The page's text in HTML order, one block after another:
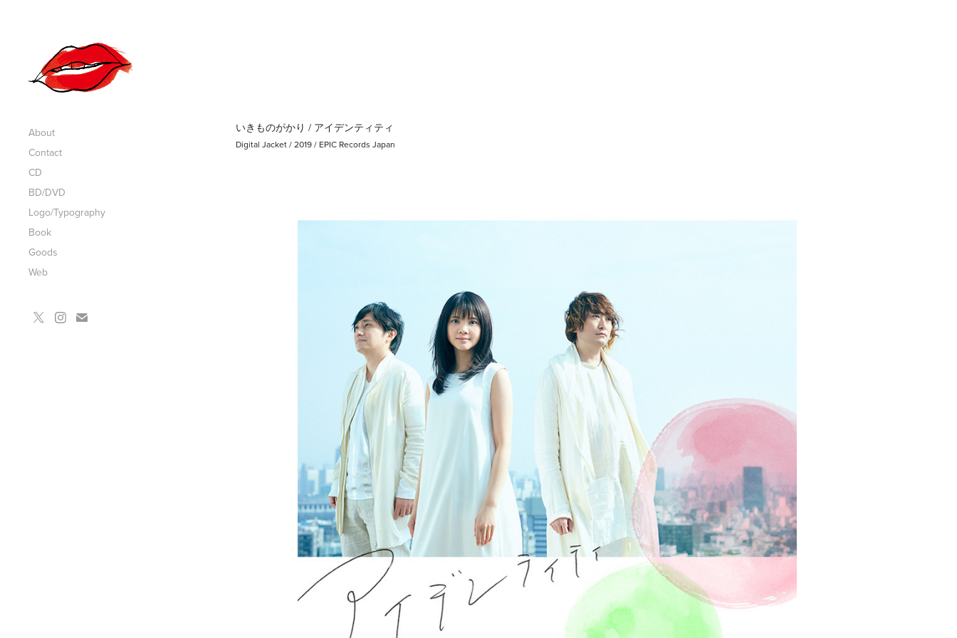
About
Contact
CD
BD/DVD
Logo/Typography
Book
Goods
Web
いきものがかり / アイデンティティ
Digital Jacket / 2019 / EPIC Records Japan